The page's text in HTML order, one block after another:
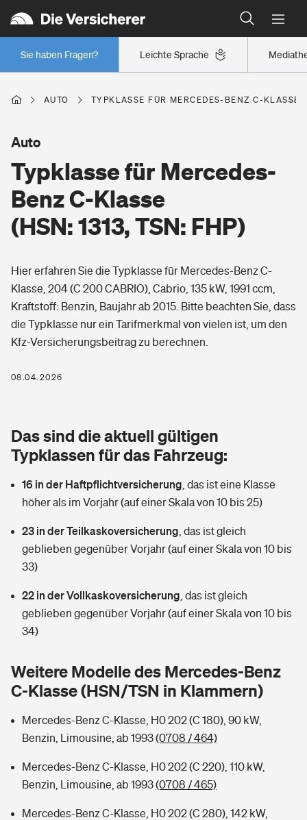
Leichte Sprache
Sie haben Fragen?
Wer versichert was: Jetzt Versicherer finden
Regionalklassen: So ist Ihre Region eingestuft
Wer versichert was: Jetzt Versicherer finden
Berufsunfähigkeitsversicherung
Arbeitsrechtsschutz
Berufshaftpflichtversicherung
Rentenrechner: Wie viel Geld bekomme ich im Alter?
Wer versichert was: Jetzt Versicherer finden
Wohnen
Wohngebäudeversicherung
Hausratversicherung
Elementarversicherung
Photovoltaik
Wärmepumpen versichern
Vermieterrrechtsschutz
Mietkautionsversicherung
Zur Übersicht
Tools
Wer versichert was: Jetzt Versicherer finden
Sie haben Fragen?
Pri­vate Haft­pflicht­
Rechts­schutz­ver­si­che­rung
Kinderunfall­ver­si­che­rung
Reiseversicherung
Handyversicherung
Musikinstrumentenversicherung
Zur Übersicht
Tools
Kinderunfall-Check: Mehr Sicherheit für deine Kids
Gesundheit
Private Krankenversicherung
Tierkrankenversicherung
Zur Übersicht
Tools
Sie haben Fragen?
AUTO TYPKLASSE FÜR MERCEDES-BENZ C-KLASSE
Typklasse für Mercedes-
Benz C-Klasse
(HSN: 1313, TSN: FHP)
Auto
Hier erfahren Sie die Typklasse für Mercedes-Benz C-
Klasse, 204 (C 200 CABRIO), Cabrio, 135 kW, 1991 ccm,
Kraftstoff: Benzin, Baujahr ab 2015. Bitte beachten Sie, dass
die Typklasse nur ein Tarifmerkmal von vielen ist, um den
Kfz-Versicherungsbeitrag zu berechnen.
08.04.2026
Das sind die aktuell gültigen
Typklassen für das Fahrzeug:
16 in der Haftpflichtversicherung das ist eine Klasse
höher als im Vorjahr (auf einer Skala von 10 bis 25)
23 in der Teilkaskoversicherung das ist gleich
geblieben gegenüber Vorjahr (auf einer Skala von 10 bis
33)
22 in der Vollkaskoversicherung das ist gleich
geblieben gegenüber Vorjahr (auf einer Skala von 10 bis
34)
Weitere Modelle des Mercedes-Benz
C-Klasse (HSN/TSN in Klammern)
Mercedes-Benz C-Klasse, H0 202 (C 180), 90 kW,
Benzin, Limousine, ab 1993(0708 / 464)
Mercedes-Benz C-Klasse, H0 202 (C 220), 110 kW,
Benzin, Limousine, ab 1993(0708 / 465)
Mercedes-Benz C-Klasse, H0 202 (C 280), 142 kW,